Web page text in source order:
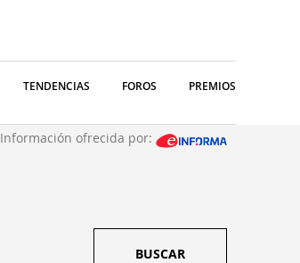
TENDENCIAS FOROS PREMIOS
Información ofrecida por:
BUSCAR